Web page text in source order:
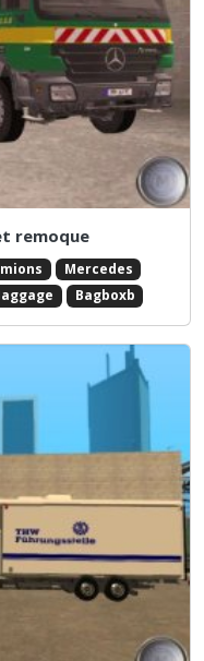
remoque
Mercedes
Bagboxb